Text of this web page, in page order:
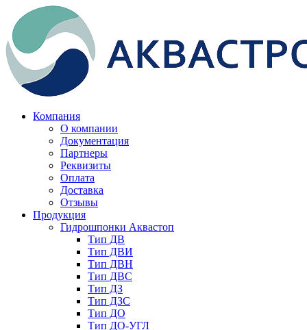
Компания
О компании
Документация
Партнеры
Реквизиты
Оплата
Доставка
Отзывы
Продукция
Гидрошпонки Аквастоп
Тип ДВ
Тип ДВИ
Тип ДВН
Тип ДВС
Тип ДЗ
Тип ДЗС
Тип ДО
Тип ДО-УГЛ